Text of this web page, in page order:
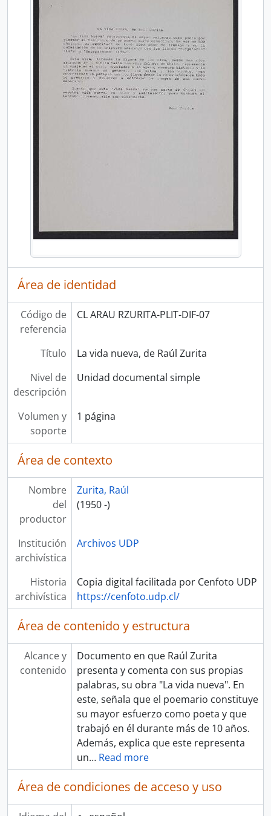
Área de identidad
Código de
referencia
CL ARAU RZURITA-PLIT-DIF-07
Título
La vida nueva, de Raúl Zurita
Nivel de
descripción
Unidad documental simple
Volumen y
soporte
1 página
Área de contexto
Nombre
del
productor
Zurita, Raúl
(1950 -)
Institución
archivística
Archivos UDP
Historia
archivística
Copia digital facilitada por Cenfoto UDP
https://cenfoto.udp.cl/
Área de contenido y estructura
Alcance y
contenido
Documento en que Raúl Zurita
presenta y comenta con sus propias
palabras, su obra "La vida nueva". En
este, señala que el poemario constituye
su mayor esfuerzo como poeta y que
trabajó en él durante más de 10 años.
Además, explica que este representa
un… Read more
Área de condiciones de acceso y uso